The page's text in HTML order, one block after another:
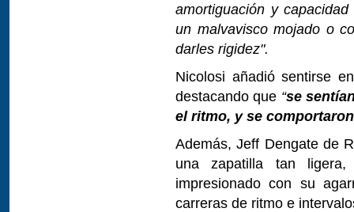
amortiguación y
un malvavisco mojado o
darles rigidez".
Nicolosi añadió sentirse
destacando que “se
el ritmo, y se
Además, Jeff Dengate de
una zapatilla tan
impresionado con su
carreras de ritmo e